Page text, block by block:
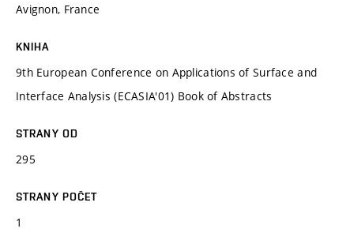
Avignon, France
KNIHA
9th European Conference on Applications of Surface and
Interface Analysis (ECASIA'01) Book of Abstracts
STRANY OD
295
STRANY POČET
1